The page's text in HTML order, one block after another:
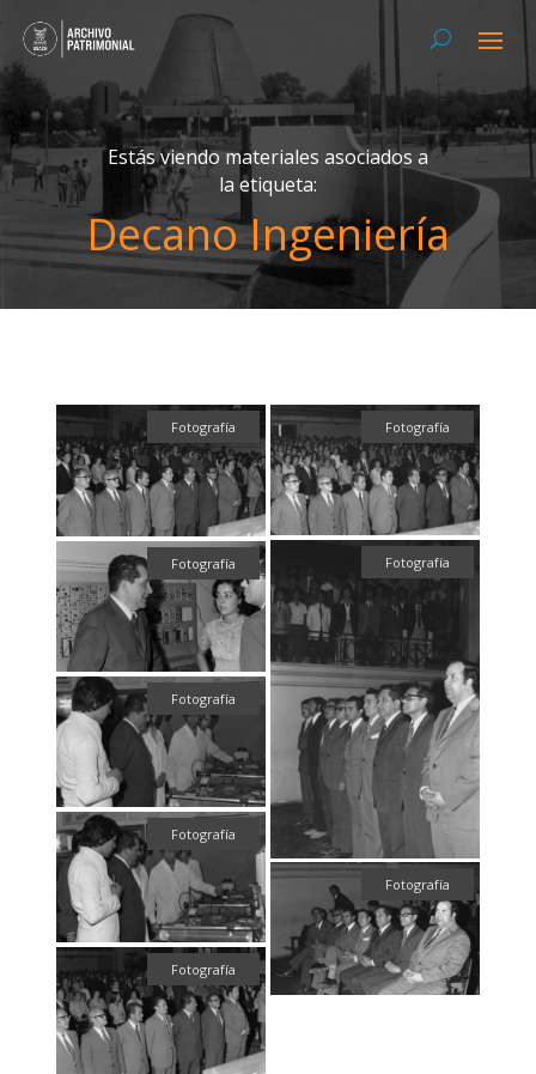
Estás viendo materiales asociados a
la etiqueta:
Decano Ingeniería
Fotografía Fotografía
Fotografía
Fotografía
Fotografía
Fotografía
Fotografía
Fotografía